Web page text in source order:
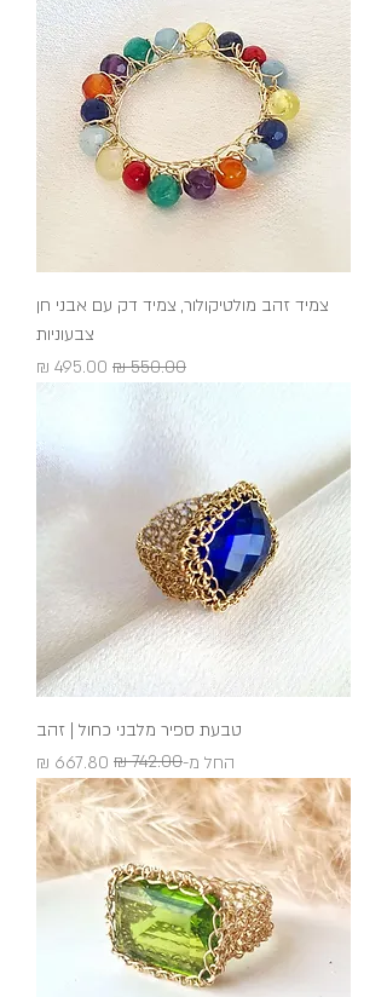
צמיד זהב מולטיקולור, צמיד דק עם אבני חן
צבעוניות
מחיר רגיל
מחיר מבצע
טבעת ספיר מלבני כחול | זהב
החל מ-
מחיר רגיל
מחיר מבצע